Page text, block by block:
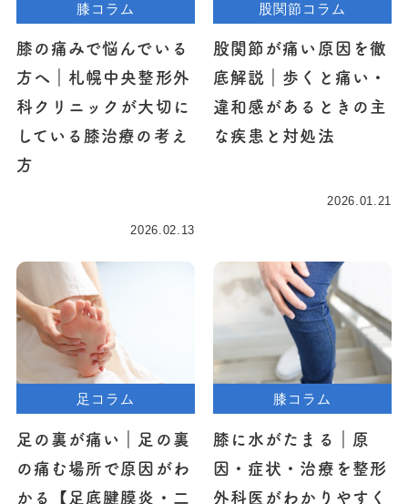
膝コラム
膝の痛みで悩んでいる
方へ｜札幌中央整形外
科クリニックが大切に
している膝治療の考え
方
2026.02.13
股関節コラム
股関節が痛い原因を徹
底解説｜歩くと痛い・
違和感があるときの主
な疾患と対処法
2026.01.21
足コラム
足の裏が痛い｜足の裏
の痛む場所で原因がわ
かる【足底腱膜炎・二
膝コラム
膝に水がたまる｜原
因・症状・治療を整形
外科医がわかりやすく